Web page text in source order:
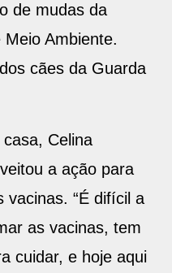
de mudas da
Ambiente.
cães da Guarda
Celina
a ação para
vacinas. “É difícil a
as vacinas, tem
cuidar, e hoje aqui